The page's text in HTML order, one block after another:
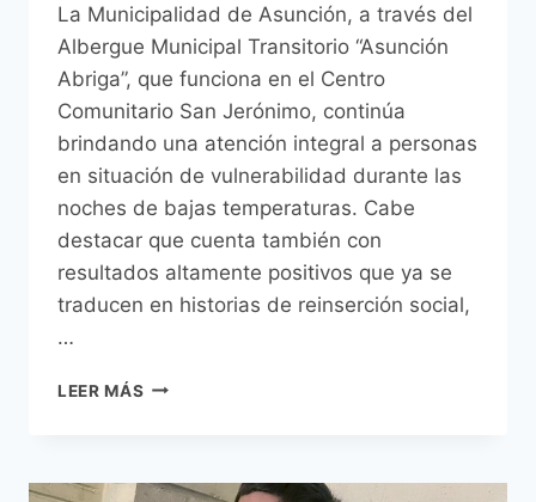
La Municipalidad de Asunción, a través del
Albergue Municipal Transitorio “Asunción
Abriga”, que funciona en el Centro
Comunitario San Jerónimo, continúa
brindando una atención integral a personas
en situación de vulnerabilidad durante las
noches de bajas temperaturas. Cabe
destacar que cuenta también con
resultados altamente positivos que ya se
traducen en historias de reinserción social,
…
LEER MÁS EL
ABRIGA